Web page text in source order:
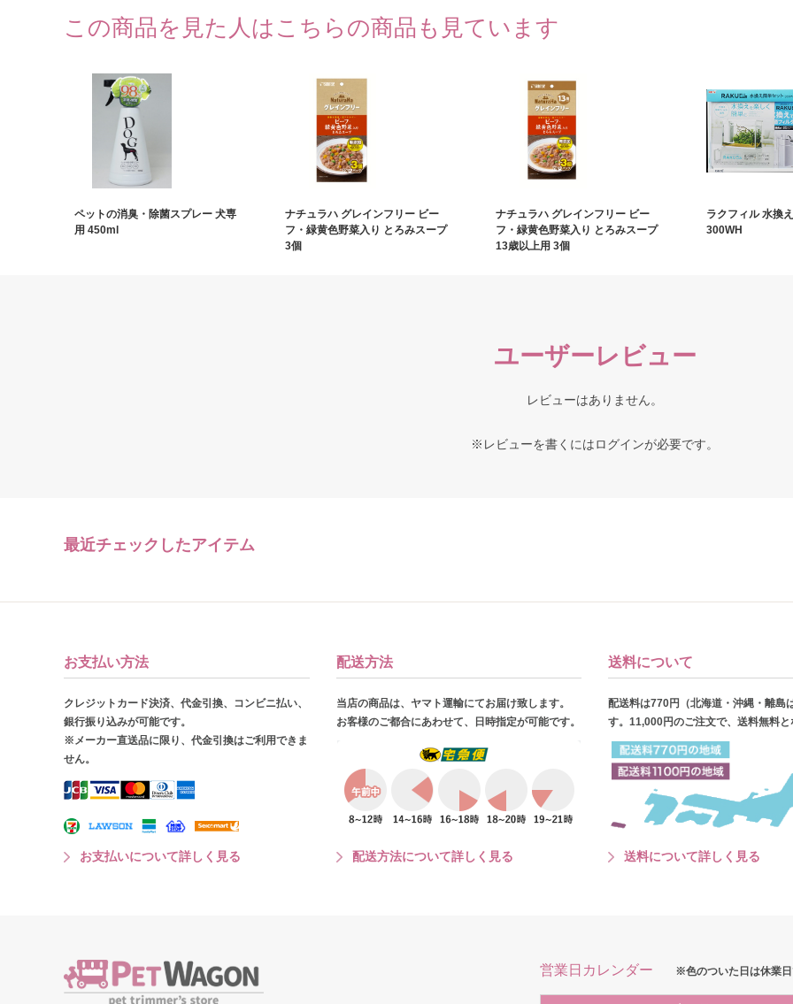
この商品を見た人はこちらの商品も見ています
ペットの消臭・除菌スプレー 犬専
用 450ml
ナチュラハ グレインフリー ビー
フ・緑黄色野菜入り とろみスープ
3個
ナチュラハ グレインフリー ビー
フ・緑黄色野菜入り とろみスープ
13歳以上用 3個
ラクフィル 水換
300WH
ユーザーレビュー
レビューはありません。
※レビューを書くにはログインが必要です。
最近チェックしたアイテム
お支払い方法
クレジットカード決済、代金引換、コンビニ払い、
銀行振り込みが可能です。
※メーカー直送品に限り、代金引換はご利用できま
せん。
お支払いについて詳しく見る
配送方法
当店の商品は、ヤマト運輸にてお届け致します。
お客様のご都合にあわせて、日時指定が可能です。
配送方法について詳しく見る
送料について
配送料は770円（北海道・沖縄・離島
す。11,000円のご注文で、送料無料
送料について詳しく見る
営業日カレンダー ※色のついた日は休業